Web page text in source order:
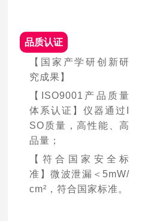
品质认证
【国家产学研创新研
究成果】
【ISO9001产品质量
体系认证】仪器通过I
SO质量，高性能、高
品量；
【符合国家安全标
准】微波泄漏＜5mW/
cm²，符合国家标准。